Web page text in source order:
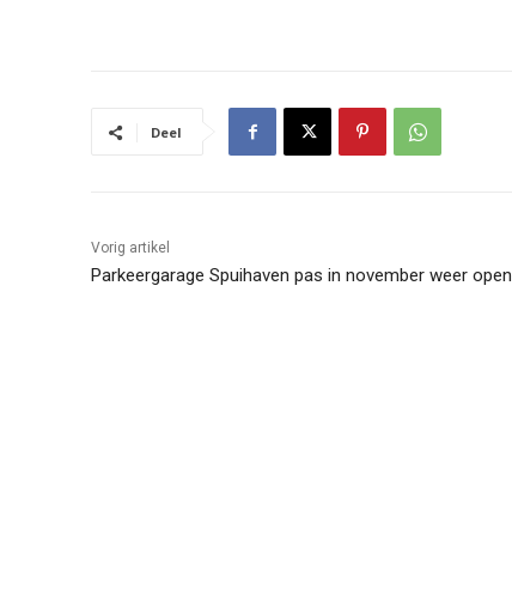
Deel
Vorig artikel
Parkeergarage Spuihaven pas in november weer open